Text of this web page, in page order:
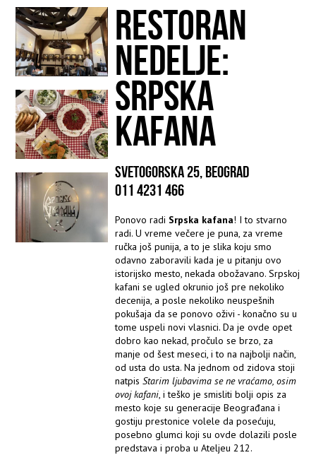
RESTORAN
NEDELJE:
SRPSKA
KAFANA
SVETOGORSKA 25, BEOGRAD
011 4231 466
Ponovo radi Srpska kafana! I to stvarno
radi. U vreme večere je puna, za vreme
ručka još punija, a to je slika koju smo
odavno zaboravili kada je u pitanju ovo
istorijsko mesto, nekada obožavano. Srpskoj
kafani se ugled okrunio još pre nekoliko
decenija, a posle nekoliko neuspešnih
pokušaja da se ponovo oživi - konačno su u
tome uspeli novi vlasnici. Da je ovde opet
dobro kao nekad, pročulo se brzo, za
manje od šest meseci, i to na najbolji način,
od usta do usta. Na jednom od zidova stoji
natpisStarim ljubavima se ne vraćamo, osim
ovoj kafani , i teško je smisliti bolji opis za
mesto koje su generacije Beograđana i
gostiju prestonice volele da posećuju,
posebno glumci koji su ovde dolazili posle
predstava i proba u Ateljeu 212.